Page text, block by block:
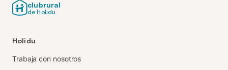
clubrural
de Holidu
Holidu
Trabaja con nosotros